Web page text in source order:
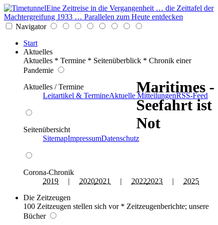
Eine Zeitreise in die Vergangenheit … die Zeittafel der
Machtergreifung 1933 … Parallelen zum Heute entdecken
Navigator
Start
Aktuelles
Aktuelles * Termine * Seitenüberblick * Chronik einer
Pandemie
Aktuelles / Termine
Leitartikel & TermineAktuelle MitteilungenRSS-Feed
Seitenübersicht
SitemapImpressumDatenschutz
Corona-Chronik
2019 | 20202021 | 20222023 | 2025
Die Zeitzeugen
100 Zeitzeugen stellen sich vor * Zeitzeugenberichte; unsere
Bücher
Maritimes -
Seefahrt ist
Not